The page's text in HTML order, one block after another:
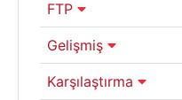
FTP
Gelişmiş
Karşılaştırma